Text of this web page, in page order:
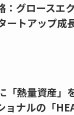
グロースエ
ートアップ成
「熱量資産」
ナルの「